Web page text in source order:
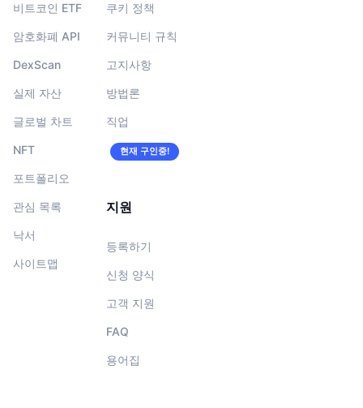
비트코인 ETF
암호화폐 API
DexScan
실제 자산
글로벌 차트
NFT
포트폴리오
관심 목록
낙서
사이트맵
쿠키 정책
커뮤니티 규칙
고지사항
방법론
직업
현재 구인중!
지원
등록하기
신청 양식
고객 지원
FAQ
용어집